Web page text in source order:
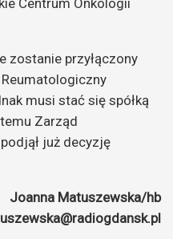
zostanie przyłączony
musi stać się spółką
Zarząd
już decyzję
Joanna Matuszewska/hb